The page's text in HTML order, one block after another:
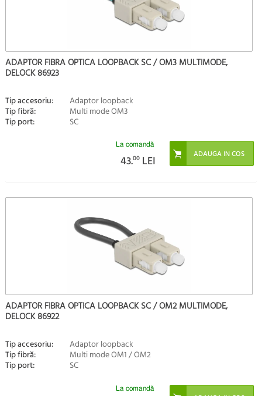
ADAPTOR FIBRA OPTICA LOOPBACK SC / OM3 MULTIMODE,
DELOCK 86923
Tip accesoriu: Adaptor loopback
Tip fibră: Multi mode OM3
Tip port: SC
La comandă
43.00 LEI
ADAPTOR FIBRA OPTICA LOOPBACK SC / OM2 MULTIMODE,
DELOCK 86922
Tip accesoriu: Adaptor loopback
Tip fibră: Multi mode OM1 / OM2
Tip port: SC
La comandă